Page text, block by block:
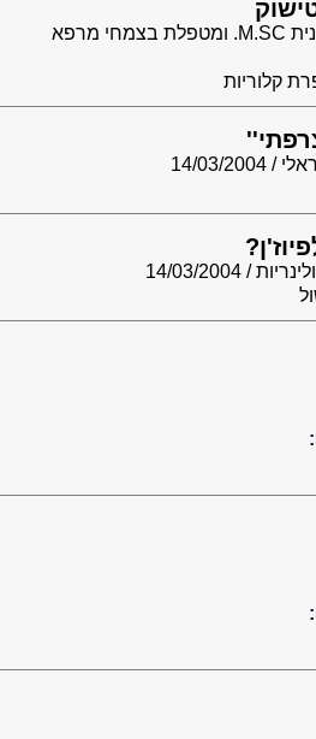
ליאורה חוברה - דיאטנית קלינית M.SC. ומטפלת בצמחי מרפא
קלוריות
14/03/2004
14/03/2004